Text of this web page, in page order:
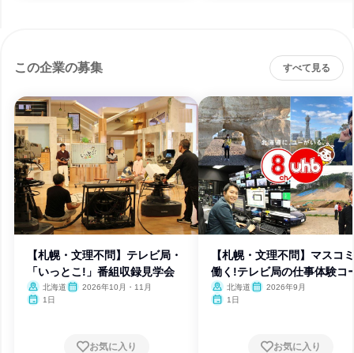
この企業の募集 すべて見る
【札幌・文理不問】テレビ局・
「いっとこ!」番組収録見学会
北海道
2026年10月・11月
1日
お気に入り
【札幌・文理不問】マスコ
働く!テレビ局の仕事体験コ
北海道
2026年9月
1日
お気に入り